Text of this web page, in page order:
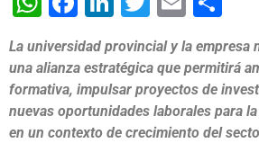
La universidad provincial y la empresa
una alianza estratégica que permitirá
formativa, impulsar proyectos de
nuevas oportunidades laborales para
en un contexto de crecimiento del